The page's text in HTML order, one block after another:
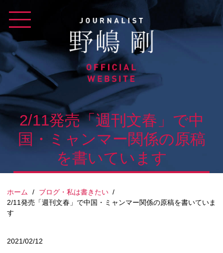
content
2/11発売「週刊文春」で中
国・ミャンマー関係の原稿
を書いています
ホーム / ブログ・私は書きたい /
2/11発売「週刊文春」で中国・ミャンマー関係の原稿を書いていま
す
2021/02/12